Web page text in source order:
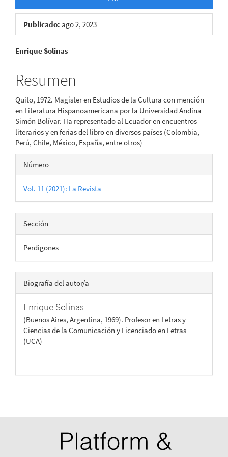
Publicado: ago 2, 2023
Contenido
principal
del
artículo
Enrique Solinas
Resumen
Quito, 1972. Magíster en Estudios de la Cultura con mención
en Literatura Hispanoamericana por la Universidad Andina
Simón Bolívar. Ha representado al Ecuador en encuentros
literarios y en ferias del libro en diversos países (Colombia,
Perú, Chile, México, España, entre otros)
Detalles
del
artículo
Número
Vol. 11 (2021): La Revista
Sección
Perdigones
Biografía del autor/a
Enrique Solinas
(Buenos Aires, Argentina, 1969). Profesor en Letras y
Ciencias de la Comunicación y Licenciado en Letras
(UCA)